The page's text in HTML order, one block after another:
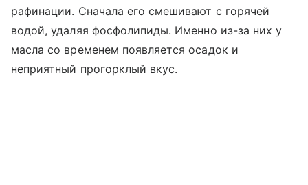
рафинации. Сначала его смешивают с горячей
водой, удаляя фосфолипиды. Именно из-за них у
масла со временем появляется осадок и
неприятный прогорклый вкус.